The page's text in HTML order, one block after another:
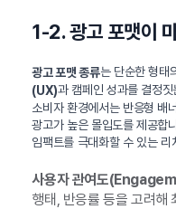
1-2. 광고 포맷이
광고 포맷 종류는 단순한 형태
(UX)과 캠페인 성과를 결정
소비자 환경에서는 반응형 배
광고가 높은 몰입도를 제공합
임팩트를 극대화할 수 있는
사용자 관여도
행태, 반응률 등을 고려해